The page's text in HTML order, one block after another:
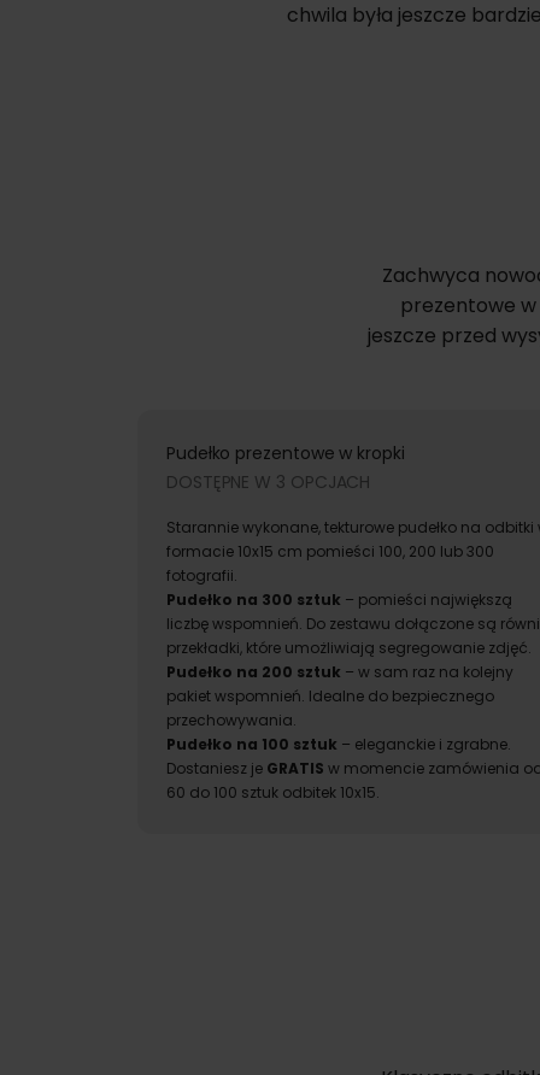
chwila była jeszcze
Zachwyca
prezentowe w
jeszcze przed
Pudełko prezentowe w kropki
DOSTĘPNE W 3 OPCJACH
Starannie wykonane, tekturowe pudełko na odbitki
formacie 10x15 cm pomieści 100, 200 lub 300
fotografii.
Pudełko na 300 sztuk – pomieści największą
liczbę wspomnień. Do zestawu dołączone są
przekładki, które umożliwiają segregowanie zdjęć.
Pudełko na 200 sztuk – w sam raz na kolejny
pakiet wspomnień. Idealne do bezpiecznego
przechowywania.
Pudełko na 100 sztuk – eleganckie i zgrabne.
Dostaniesz je GRATIS w momencie zamówienia
60 do 100 sztuk odbitek 10x15.